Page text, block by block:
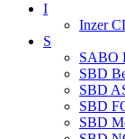
I
Inzer
S
SABO
SBD
SBD
SBD
SBD